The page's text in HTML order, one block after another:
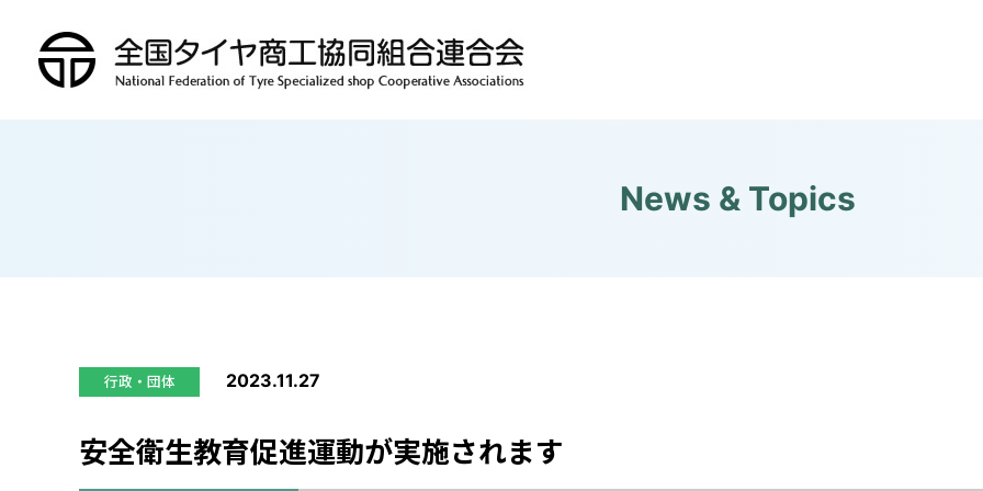
News & Topics
2023.11.27
安全衛生教育促進運動が実施されます